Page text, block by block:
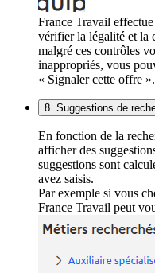
France Travail
vérifier la légalité et la
malgré ces contrôles
inappropriés, vous
« Signaler cette offre ».
8. Suggestions de
En fonction de la
afficher des
suggestions sont
avez saisis.
Par exemple si vous
France Travail peut